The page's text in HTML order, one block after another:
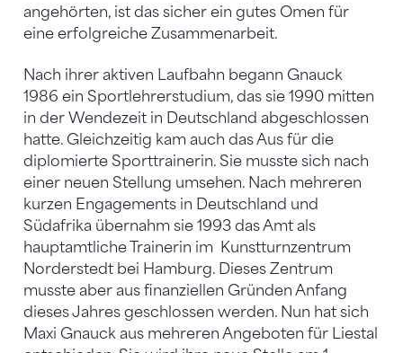
angehörten, ist das sicher ein gutes Omen für
eine erfolgreiche Zusammenarbeit.
Nach ihrer aktiven Laufbahn begann Gnauck
1986 ein Sportlehrerstudium, das sie 1990 mitten
in der Wendezeit in Deutschland abgeschlossen
hatte. Gleichzeitig kam auch das Aus für die
diplomierte Sporttrainerin. Sie musste sich nach
einer neuen Stellung umsehen. Nach mehreren
kurzen Engagements in Deutschland und
Südafrika übernahm sie 1993 das Amt als
hauptamtliche Trainerin im Kunstturnzentrum
Norderstedt bei Hamburg. Dieses Zentrum
musste aber aus finanziellen Gründen Anfang
dieses Jahres geschlossen werden. Nun hat sich
Maxi Gnauck aus mehreren Angeboten für Liestal